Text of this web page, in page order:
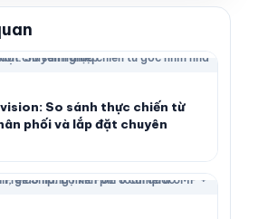
So sánh thực chiến từ
phối và lắp đặt chuyên